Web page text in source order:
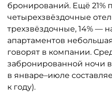
бронирований. Ещё 21%
четырехзвёздочные
трехзвёздочные, 14% —
апартаментов
говорят в компании.
забронированной ночи
в январе–июле
к году).